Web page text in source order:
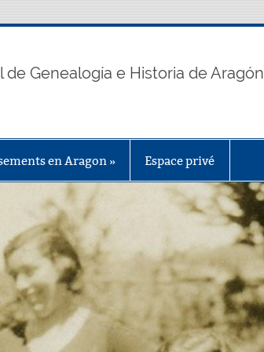
Genealogía e Historia de Aragón
en Aragon » Espace privé